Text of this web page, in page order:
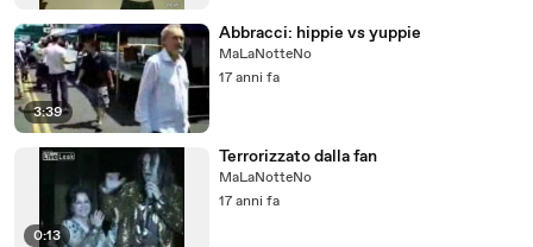
3:39
Abbracci: hippie vs yuppie
MaLaNotteNo
17 anni fa
0:13
Terrorizzato dalla fan
MaLaNotteNo
17 anni fa